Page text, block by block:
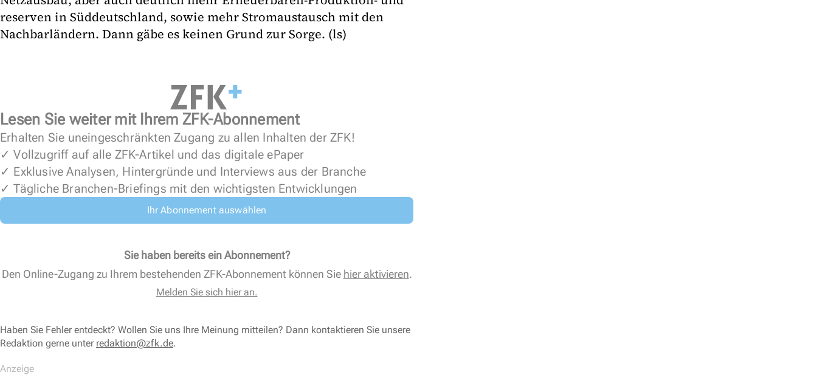
reserven in Süddeutschland, sowie mehr Stromaustausch mit den
Nachbarländern. Dann gäbe es keinen Grund zur Sorge. (ls)
Lesen Sie weiter mit Ihrem ZFK-Abonnement
Erhalten Sie uneingeschränkten Zugang zu allen Inhalten der ZFK!
✓ Vollzugriff auf alle ZFK-Artikel und das digitale ePaper
✓ Exklusive Analysen, Hintergründe und Interviews aus der Branche
✓ Tägliche Branchen-Briefings mit den wichtigsten Entwicklungen
Ihr Abonnement auswählen
Sie haben bereits ein Abonnement?
Den Online-Zugang zu Ihrem bestehenden ZFK-Abonnement können Sie hier aktivieren.
Melden Sie sich hier an.
Haben Sie Fehler entdeckt? Wollen Sie uns Ihre Meinung mitteilen? Dann kontaktieren Sie unsere
Redaktion gerne unter redaktion@zfk.de.